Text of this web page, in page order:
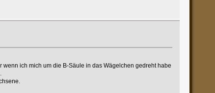
ich mich um die B-Säule in das Wägelchen gedreht habe